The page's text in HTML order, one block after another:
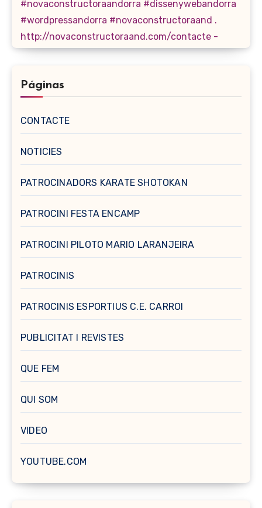
Páginas
CONTACTE
NOTICIES
PATROCINADORS KARATE SHOTOKAN
PATROCINI FESTA ENCAMP
PATROCINI PILOTO MARIO LARANJEIRA
PATROCINIS
PATROCINIS ESPORTIUS C.E. CARROI
PUBLICITAT I REVISTES
QUE FEM
QUI SOM
VIDEO
YOUTUBE.COM